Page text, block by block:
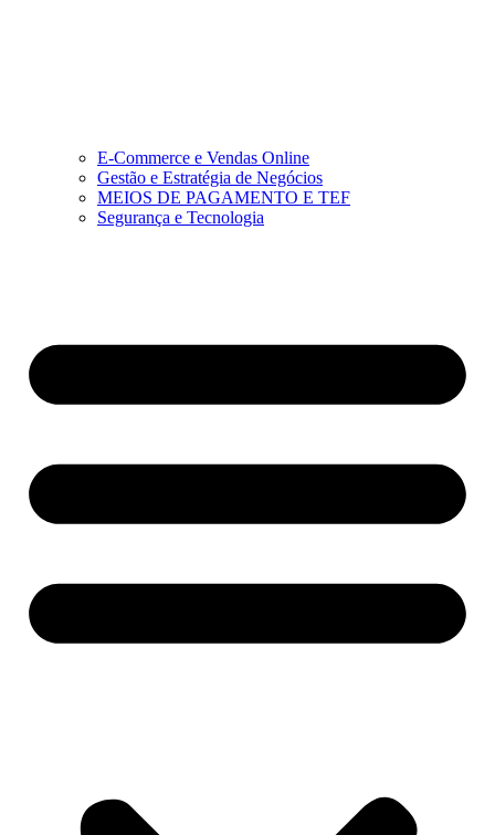
E-Commerce e Vendas Online
Gestão e Estratégia de Negócios
MEIOS DE PAGAMENTO E TEF
Segurança e Tecnologia